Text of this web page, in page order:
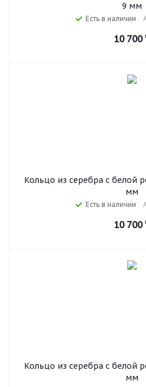
9 мм
Есть в наличии
10 700
Кольцо из серебра с белой
мм
Есть в наличии
10 700
Кольцо из серебра с белой
мм